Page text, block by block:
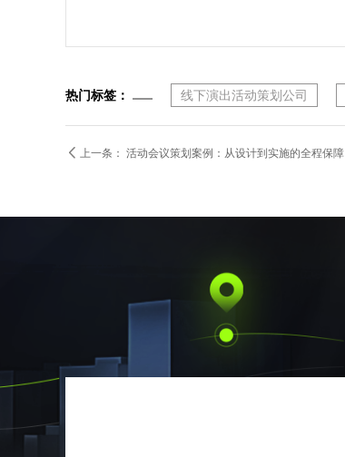
热门标签： 线下演出活动策划公司
 上一条： 活动会议策划案例：从设计到实施的全程保障